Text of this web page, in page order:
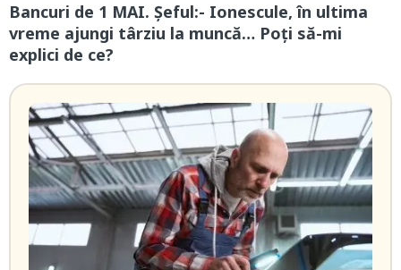
Bancuri de 1 MAI. Șeful:- Ionescule, în ultima
vreme ajungi târziu la muncă… Poți să-mi
explici de ce?